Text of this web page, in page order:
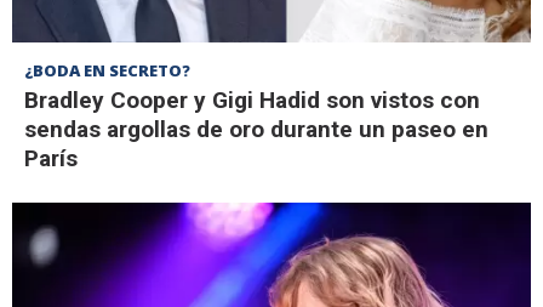
¿BODA EN SECRETO?
Bradley Cooper y Gigi Hadid son vistos con
sendas argollas de oro durante un paseo en
París